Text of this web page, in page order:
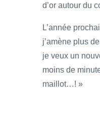
d’or autour du
L’année
j’amène plus
je veux un
moins de
maillot…! »